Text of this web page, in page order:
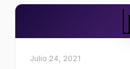
Julio 24, 2021